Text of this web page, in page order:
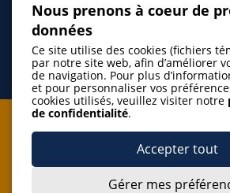
Je m'abonne à
Nous prenons à coeur de
données
Ce site utilise des cookies (fichiers
par notre site web, afin d’améliorer
de navigation. Pour plus
et pour personnaliser vos
cookies utilisés, veuillez visiter notre
de confidentialité.
Accepter tout
Gérer mes